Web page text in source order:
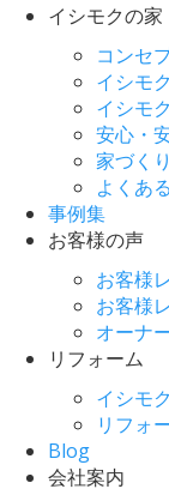
イシモクの家
コンセ
イシモ
イシモ
安心・
家づく
よくあ
事例集
お客様の声
お客様
お客様
オーナ
リフォーム
イシモ
リフォ
Blog
会社案内